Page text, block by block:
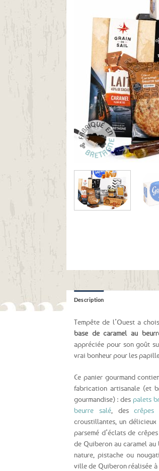
Description
Tempête de l’Ouest a
base de caramel au
appréciée pour son goût
vrai bonheur pour les
Ce panier gourmand
fabrication artisanale (et
gourmandise) : des palets
beurre salé, des
croustillantes, un délicieux
parsemé d’éclats de
de Quiberon au caramel
nature, pistache ou
ville de Quiberon réalisée à